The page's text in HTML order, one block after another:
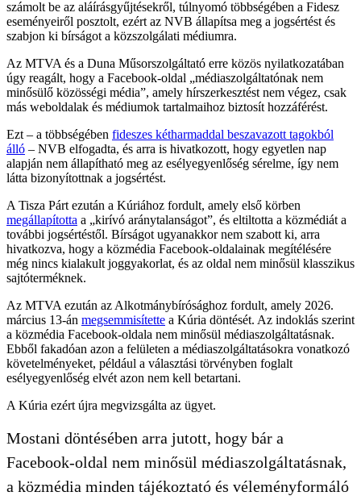
számolt be az aláírásgyűjtésekről, túlnyomó többségében a Fidesz
eseményeiről posztolt, ezért az NVB állapítsa meg a jogsértést és
szabjon ki bírságot a közszolgálati médiumra.
Az MTVA és a Duna Műsorszolgáltató erre közös nyilatkozatában
úgy reagált, hogy a Facebook-oldal „médiaszolgáltatónak nem
minősülő közösségi média”, amely hírszerkesztést nem végez, csak
más weboldalak és médiumok tartalmaihoz biztosít hozzáférést.
Ezt – a többségében fideszes kétharmaddal beszavazott tagokból
álló – NVB elfogadta, és arra is hivatkozott, hogy egyetlen nap
alapján nem állapítható meg az esélyegyenlőség sérelme, így nem
látta bizonyítottnak a jogsértést.
A Tisza Párt ezután a Kúriához fordult, amely első körben
megállapította a „kirívó aránytalanságot”, és eltiltotta a közmédiát a
további jogsértéstől. Bírságot ugyanakkor nem szabott ki, arra
hivatkozva, hogy a közmédia Facebook-oldalainak megítélésére
még nincs kialakult joggyakorlat, és az oldal nem minősül klasszikus
sajtóterméknek.
Az MTVA ezután az Alkotmánybírósághoz fordult, amely 2026.
március 13-án megsemmisítette a Kúria döntését. Az indoklás szerint
a közmédia Facebook-oldala nem minősül médiaszolgáltatásnak.
Ebből fakadóan azon a felületen a médiaszolgáltatásokra vonatkozó
követelményeket, például a választási törvényben foglalt
esélyegyenlőség elvét azon nem kell betartani.
A Kúria ezért újra megvizsgálta az ügyet.
Mostani döntésében arra jutott, hogy bár a
Facebook-oldal nem minősül médiaszolgáltatásnak,
a közmédia minden tájékoztató és véleményformáló